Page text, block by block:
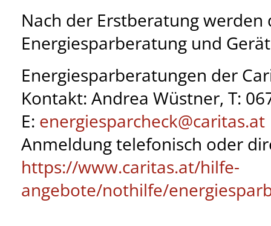
Nach der Erstberatung werden
Energiesparberatung und
Energiesparberatungen der
Kontakt: Andrea Wüstner, T:
E: energiesparcheck@caritas.at
Anmeldung telefonisch oder
https://www.caritas.at/hilfe-
angebote/nothilfe/